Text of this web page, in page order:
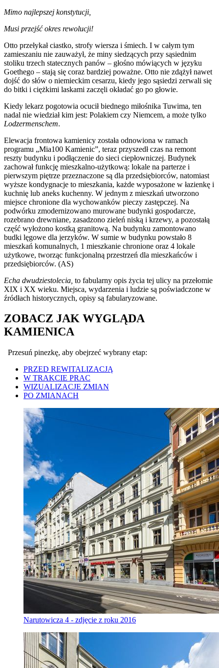
Mimo najlepszej konstytucji,
Musi przejść okres rewolucji!
Otto przełykał ciastko, strofy wiersza i śmiech. I w całym tym
zamieszaniu nie zauważył, że miny siedzących przy sąsiednim
stoliku trzech statecznych panów – głośno mówiących w języku
Goethego – stają się coraz bardziej poważne. Otto nie zdążył nawet
dojść do słów o niemieckim cesarzu, kiedy jego sąsiedzi zerwali się
do bitki i ciężkimi laskami zaczęli okładać go po głowie.
Kiedy lekarz pogotowia ocucił biednego miłośnika Tuwima, ten
nadal nie wiedział kim jest: Polakiem czy Niemcem, a może tylko
Lodzermenschem.
Elewacja frontowa kamienicy została odnowiona w ramach
programu „Mia100 Kamienic”, teraz przyszedł czas na remont
reszty budynku i podłączenie do sieci ciepłowniczej. Budynek
zachował funkcję mieszkalno-użytkową: lokale na parterze i
pierwszym piętrze przeznaczone są dla przedsiębiorców, natomiast
wyższe kondygnacje to mieszkania, każde wyposażone w łazienkę i
kuchnię lub aneks kuchenny. W jednym z mieszkań utworzono
miejsce chronione dla wychowanków pieczy zastępczej. Na
podwórku zmodernizowano murowane budynki gospodarcze,
rozebrano drewniane, zasadzono zieleń niską i krzewy, a pozostałą
część wyłożono kostką granitową. Na budynku zamontowano
budki lęgowe dla jerzyków. W sumie w budynku powstało 8
mieszkań komunalnych, 1 mieszkanie chronione oraz 4 lokale
użytkowe, tworząc funkcjonalną przestrzeń dla mieszkańców i
przedsiębiorców. (AS)
Echa dwudziestolecia, to fabularny opis życia tej ulicy na przełomie
XIX i XX wieku. Miejsca, wydarzenia i ludzie są poświadczone w
źródłach historycznych, opisy są fabularyzowane.
ZOBACZ JAK WYGLĄDA
KAMIENICA
Przesuń pinezkę, aby obejrzeć wybrany etap:
PRZED REWITALIZACJĄ
W TRAKCIE PRAC
WIZUALIZACJE ZMIAN
PO ZMIANACH
Narutowicza 4 - zdjęcie z roku 2016